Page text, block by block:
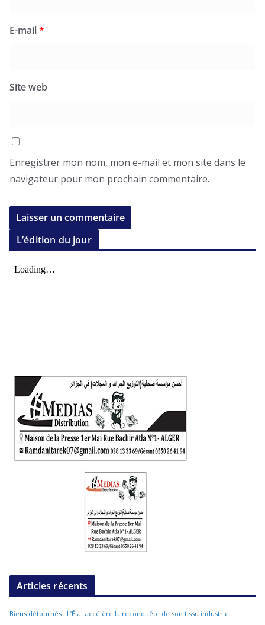
E-mail*
Site web
Enregistrer mon nom, mon e-mail et mon site dans le
navigateur pour mon prochain commentaire.
L’édition du jour
Articles récents
Biens détournés : L’État accélère la reconquête de son tissu industriel